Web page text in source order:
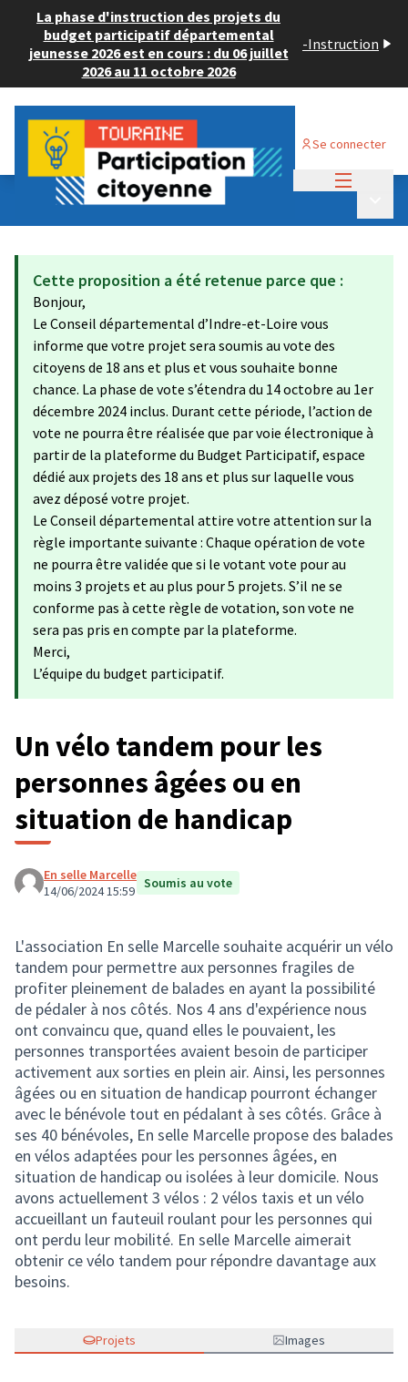
La phase d'instruction des projets du
budget participatif départemental
jeunesse 2026 est en cours : du 06 juillet
2026 au 11 octobre 2026
-Instruction
Se connecter
Budget Participatif ADULTE 2024
💡 Déposer un projet
Cette proposition a été retenue parce que :
Bonjour,
Le Conseil départemental d’Indre-et-Loire vous
informe que votre projet sera soumis au vote des
citoyens de 18 ans et plus et vous souhaite bonne
chance. La phase de vote s’étendra du 14 octobre au 1er
décembre 2024 inclus. Durant cette période, l’action de
vote ne pourra être réalisée que par voie électronique à
partir de la plateforme du Budget Participatif, espace
dédié aux projets des 18 ans et plus sur laquelle vous
avez déposé votre projet.
Le Conseil départemental attire votre attention sur la
règle importante suivante : Chaque opération de vote
ne pourra être validée que si le votant vote pour au
moins 3 projets et au plus pour 5 projets. S’il ne se
conforme pas à cette règle de votation, son vote ne
sera pas pris en compte par la plateforme.
Merci,
L’équipe du budget participatif.
Un vélo tandem pour les
personnes âgées ou en
situation de handicap
En selle Marcelle
14/06/2024 15:59 Soumis au vote
L'association En selle Marcelle souhaite acquérir un vélo
tandem pour permettre aux personnes fragiles de
profiter pleinement de balades en ayant la possibilité
de pédaler à nos côtés. Nos 4 ans d'expérience nous
ont convaincu que, quand elles le pouvaient, les
personnes transportées avaient besoin de participer
activement aux sorties en plein air. Ainsi, les personnes
âgées ou en situation de handicap pourront échanger
avec le bénévole tout en pédalant à ses côtés. Grâce à
ses 40 bénévoles, En selle Marcelle propose des balades
en vélos adaptées pour les personnes âgées, en
situation de handicap ou isolées à leur domicile. Nous
avons actuellement 3 vélos : 2 vélos taxis et un vélo
accueillant un fauteuil roulant pour les personnes qui
ont perdu leur mobilité. En selle Marcelle aimerait
obtenir ce vélo tandem pour répondre davantage aux
besoins.
Projets Images